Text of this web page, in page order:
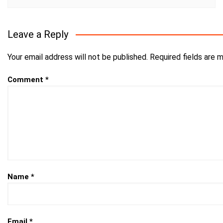
Leave a Reply
Your email address will not be published. Required fields are
Comment *
Name *